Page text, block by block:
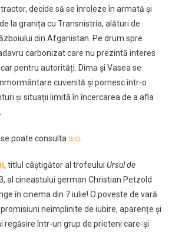
decide să se înroleze în armată și
la granița cu Transnistria, alături de
din Afganistan. Pe drum spre
carbonizat care nu prezintă interes
pentru autorități. Dima și Vasea se
cuvenită și pornesc într-o
și situații limită în încercarea de a afla
poate consultaaici.
, titlul câștigător al trofeului Ursul de
al cineastului german Christian Petzold
în cinema din 7 iulie! O poveste de vară
neîmplinite de iubire, aparențe și
regăsire într-un grup de prieteni care-și